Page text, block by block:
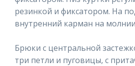
резинкой и фиксатором. На
внутренний карман на
Брюки с центральной
три петли и пуговицы, с